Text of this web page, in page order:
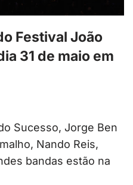
Festival João
31 de maio em
Sucesso, Jorge Ben
Nando Reis,
bandas estão na